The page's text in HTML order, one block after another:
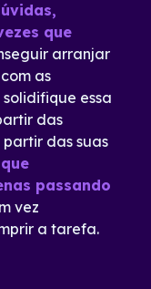
que
arranjar
as
essa
das
das suas
passando
vez
a tarefa.